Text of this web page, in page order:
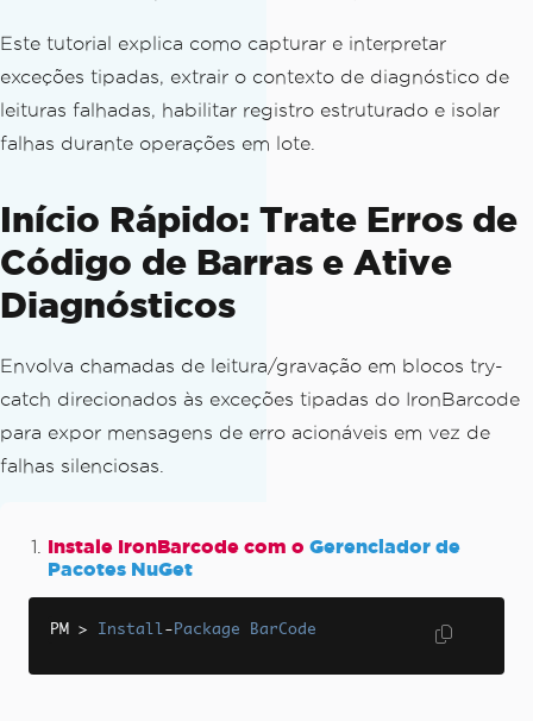
Este tutorial explica como capturar e interpretar
exceções tipadas, extrair o contexto de diagnóstico de
leituras falhadas, habilitar registro estruturado e isolar
falhas durante operações em lote.
Início Rápido: Trate Erros de
Código de Barras e Ative
Diagnósticos
Envolva chamadas de leitura/gravação em blocos try-
catch direcionados às exceções tipadas do IronBarcode
para expor mensagens de erro acionáveis em vez de
falhas silenciosas.
Instale IronBarcode com o Gerenciador de
Pacotes NuGet
PM > Install- Package BarCode